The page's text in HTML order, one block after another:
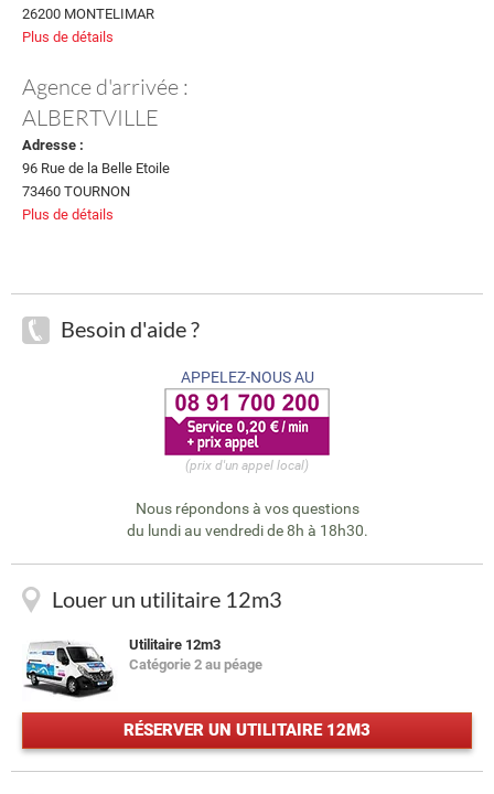
26200 MONTELIMAR
Plus de détails
Agence d'arrivée :
ALBERTVILLE
Adresse :
96 Rue de la Belle Etoile
73460 TOURNON
Plus de détails
Besoin d'aide ?
APPELEZ-NOUS AU
(prix d'un appel local)
Nous répondons à vos questions
du lundi au vendredi de 8h à 18h30.
Louer un utilitaire 12m3
Utilitaire 12m3
Catégorie 2 au péage
RÉSERVER UN UTILITAIRE 12M3